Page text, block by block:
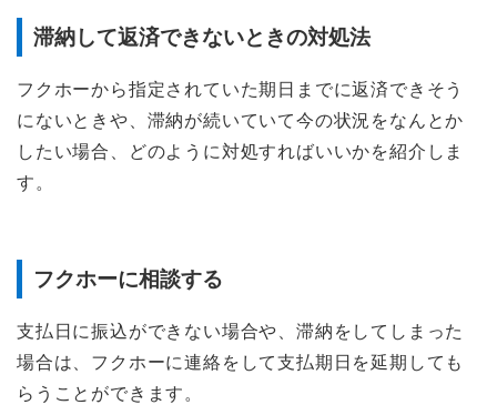
滞納して返済できないときの対処法
フクホーから指定されていた期日までに返済できそう
にないときや、滞納が続いていて今の状況をなんとか
したい場合、どのように対処すればいいかを紹介しま
す。
フクホーに相談する
支払日に振込ができない場合や、滞納をしてしまった
場合は、フクホーに連絡をして支払期日を延期しても
らうことができます。